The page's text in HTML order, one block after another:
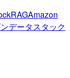
RAGAmazon
データスタック